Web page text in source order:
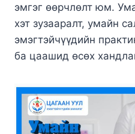
эмгэг өөрчлөлт юм.
хэт зузааралт, умайн
эмэгтэйчүүдийн
ба цаашид өсөх